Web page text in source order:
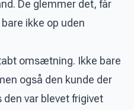
De glemmer det, får
ikke op uden
omsætning. Ikke bare
også den kunde der
den var blevet frigivet